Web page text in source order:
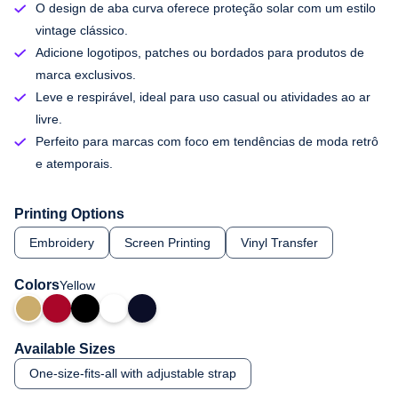
O design de aba curva oferece proteção solar com um estilo
vintage clássico.
Adicione logotipos, patches ou bordados para produtos de
marca exclusivos.
Leve e respirável, ideal para uso casual ou atividades ao ar
livre.
Perfeito para marcas com foco em tendências de moda retrô
e atemporais.
Printing Options
Embroidery Screen Printing Vinyl Transfer
ColorsYellow
Available Sizes
One-size-fits-all with adjustable strap